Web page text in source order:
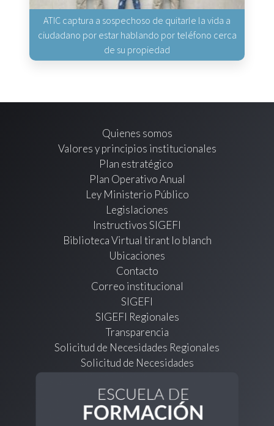
ATIC captura a sospechoso de quitarle la vida a
ciudadano por estar hablando por teléfono cerca
de su propiedad
Quienes somos
Valores y principios institucionales
Plan estratégico
Plan Operativo Anual
Ley Ministerio Público
Legislaciones
Instructivos SIGEFI
Biblioteca Virtual tirant lo blanch
Ubicaciones
Contacto
Correo institucional
SIGEFI
SIGEFI Regionales
Transparencia
Solicitud de Necesidades Regionales
Solicitud de Necesidades